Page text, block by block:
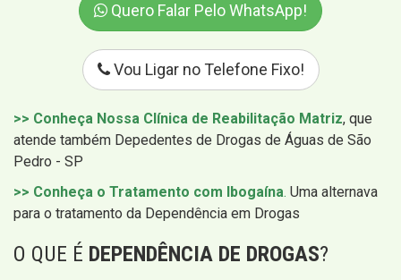
Quero Falar Pelo WhatsApp!
Vou Ligar no Telefone Fixo!
>> Conheça Nossa Clínica de Reabilitação Matriz, que
atende também Depedentes de Drogas de Águas de São
Pedro - SP
>> Conheça o Tratamento com Ibogaína. Uma alternava
para o tratamento da Dependência em Drogas
O QUE É DEPENDÊNCIA DE DROGAS?